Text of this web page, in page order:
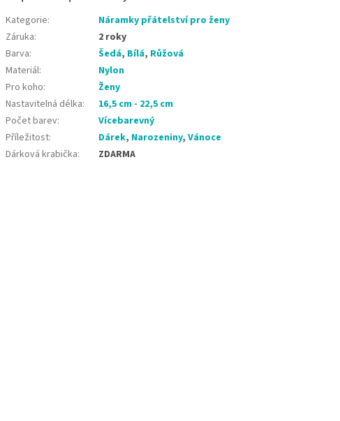
Kategorie:
Náramky přátelství pro ženy
Záruka:
2 roky
Barva: Šedá, Bílá, Růžová
Materiál:
Nylon
Pro koho:
Ženy
Nastavitelná délka:
16,5 cm - 22,5 cm
Počet barev:
Vícebarevný
Příležitost: Dárek, Narozeniny,Vánoce
Dárková krabička: ZDARMA